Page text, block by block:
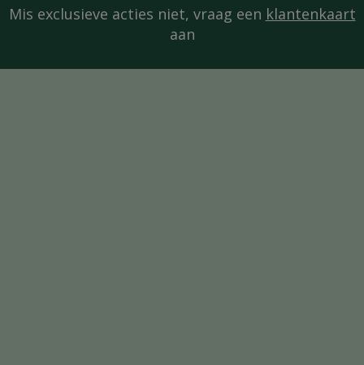
Mis exclusieve acties niet, vraag een klantenkaart
aan